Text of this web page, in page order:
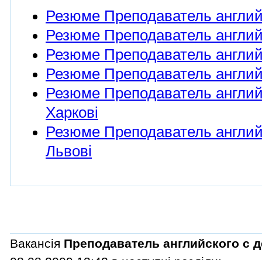
Резюме Преподаватель
Резюме Преподаватель
Резюме Преподаватель
Резюме Преподаватель
Резюме Преподаватель
Харкові
Резюме Преподаватель
Львові
Вакансія Преподаватель английского с